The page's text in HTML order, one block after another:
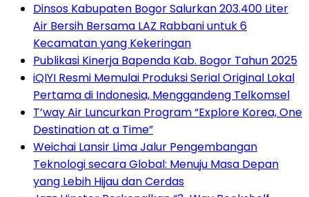
Dinsos Kabupaten Bogor Salurkan 203.400 Liter
Air Bersih Bersama LAZ Rabbani untuk 6
Kecamatan yang Kekeringan
Publikasi Kinerja Bapenda Kab. Bogor Tahun 2025
iQIYI Resmi Memulai Produksi Serial Original Lokal
Pertama di Indonesia, Menggandeng Telkomsel
T’way Air Luncurkan Program “Explore Korea, One
Destination at a Time”
Weichai Lansir Lima Jalur Pengembangan
Teknologi secara Global: Menuju Masa Depan
yang Lebih Hijau dan Cerdas